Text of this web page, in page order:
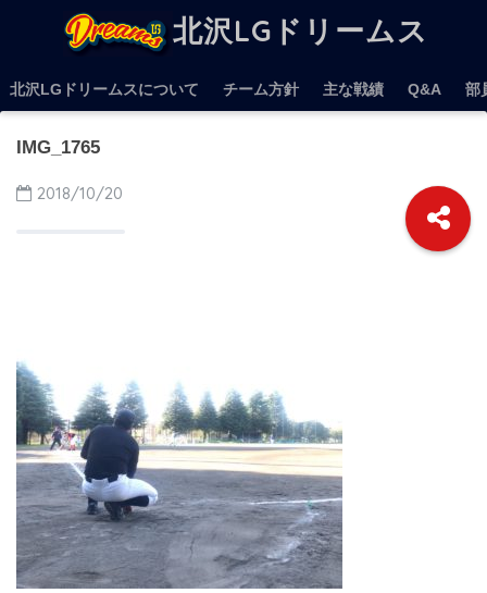
北沢LGドリームス
北沢LGドリームスについて チーム方針 主な戦績 Q&A 部
IMG_1765
2018/10/20